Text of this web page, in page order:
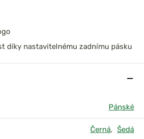
díky nastavitelnému zadnímu pásku
Pánské
Černá, Šedá